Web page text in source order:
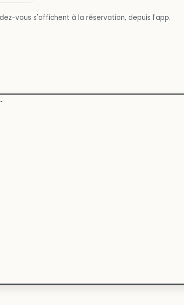
vous s'affichent à la réservation, depuis l'app.